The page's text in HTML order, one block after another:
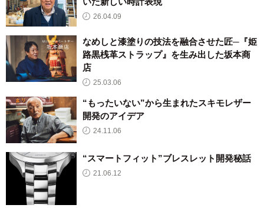
26.04.09
なめしと漆塗りの技法を融合させた匠─『姫
路黒桟革ストラップ』を生み出した坂本商
店
25.03.06
“もったいない”から生まれたスキモレザー
開発のアイデア
24.11.06
“スマートフィット”ブレスレット開発秘話
21.06.12